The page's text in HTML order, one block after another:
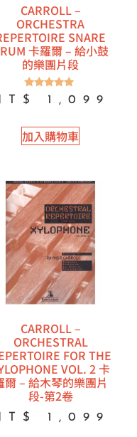
CARROLL –
ORCHESTRA
SNARE
卡羅爾 – 給小鼓
的樂團片段
評分
5.00
1,099
加入購物車
CARROLL –
ORCHESTRAL
FOR THE
VOL. 2 卡
爾 – 給木琴的樂團片
段-第2卷
1,099